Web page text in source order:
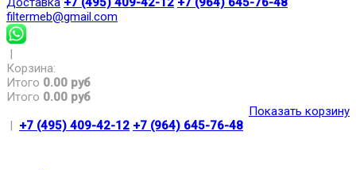
filtermeb@gmail.com
|
Корзина:
Итого 0.00 руб
Итого 0.00 руб
Показать корзину
| +7 (495) 409-42-12 +7 (964) 645-76-48